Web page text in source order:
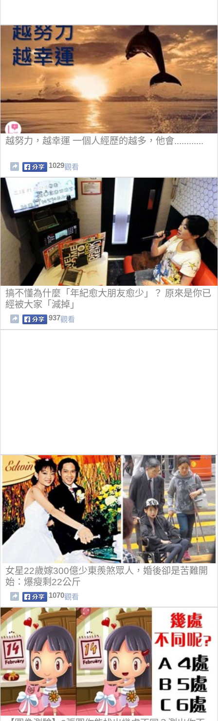
越努力，越幸運 一個人經歷的越多，他會............
1029觀看
搞不懂為什麼「年紀愈大朋友愈少」？ 原來是你已
經被大家「減掉」
937觀看
女星22歲嫁300億少東羨煞眾人，婚後卻是苦難開
始：爆瘦剩22公斤
1070觀看